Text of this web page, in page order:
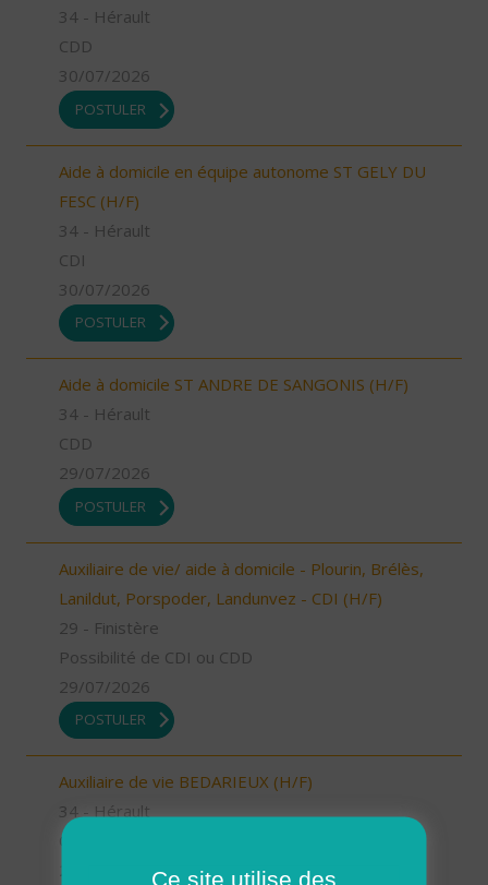
34 - Hérault
CDD
30/07/2026
POSTULER
Aide à domicile en équipe autonome ST GELY DU
FESC (H/F)
34 - Hérault
CDI
30/07/2026
POSTULER
Aide à domicile ST ANDRE DE SANGONIS (H/F)
34 - Hérault
CDD
29/07/2026
POSTULER
Auxiliaire de vie/ aide à domicile - Plourin, Brélès,
Lanildut, Porspoder, Landunvez - CDI (H/F)
29 - Finistère
Possibilité de CDI ou CDD
29/07/2026
POSTULER
Auxiliaire de vie BEDARIEUX (H/F)
34 - Hérault
CDI
Ce site utilise des